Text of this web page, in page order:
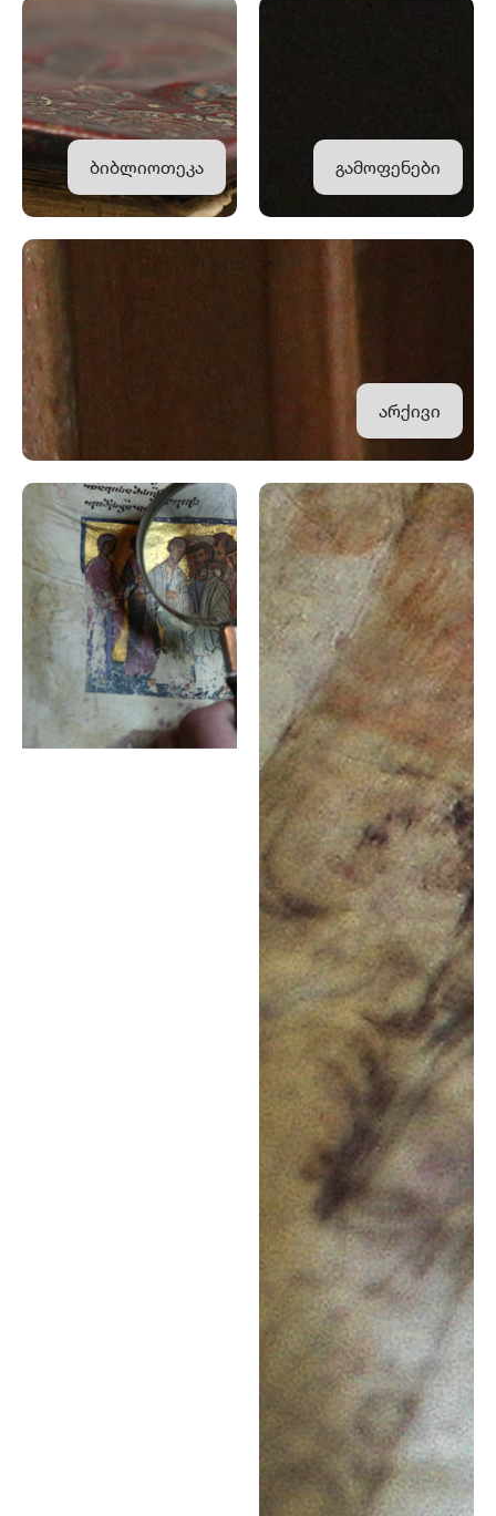
ბიბლიოთეკა გამოფენები
არქივი